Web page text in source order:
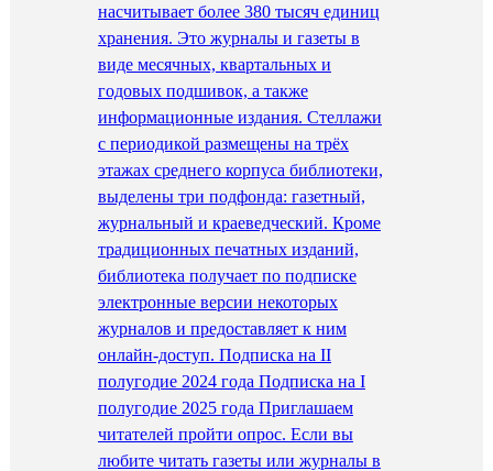
насчитывает более 380 тысяч единиц
хранения. Это журналы и газеты в
виде месячных, квартальных и
годовых подшивок, а также
информационные издания. Стеллажи
с периодикой размещены на трёх
этажах среднего корпуса библиотеки,
выделены три подфонда: газетный,
журнальный и краеведческий. Кроме
традиционных печатных изданий,
библиотека получает по подписке
электронные версии некоторых
журналов и предоставляет к ним
онлайн-доступ. Подписка на II
полугодие 2024 года Подписка на I
полугодие 2025 года Приглашаем
читателей пройти опрос. Если вы
любите читать газеты или журналы в